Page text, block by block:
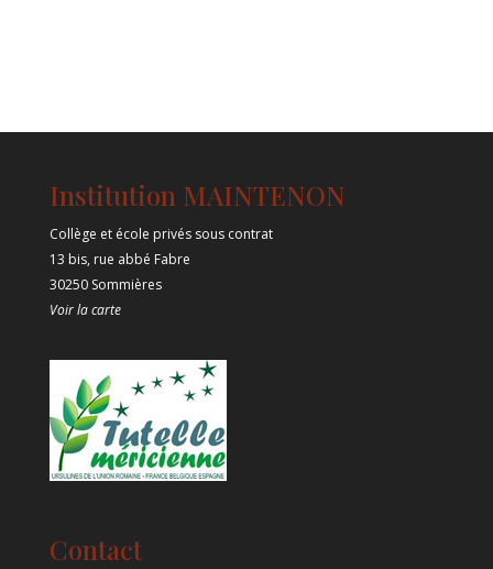
Institution MAINTENON
Collège et école privés sous contrat
13 bis, rue abbé Fabre
30250 Sommières
Voir la carte
Contact